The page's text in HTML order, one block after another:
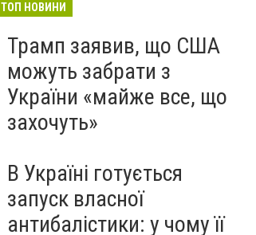
ТОП НОВИНИ
Трамп заявив, що США
можуть забрати з
України «майже все, що
захочуть»
В Україні готується
запуск власної
антибалістики: у чому її